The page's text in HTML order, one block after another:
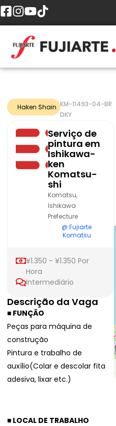
Haken Shain KM-11493-04-BR
DKY
Serviço de
pintura em
Ishikawa-
ken
Komatsu-
shi
Komatsu,
Ishikawa
Prefecture
@ Fujiarte
Komatsu
¥1.350 - ¥1.350 Por
Hora
Intermediário
Descrição da Vaga
■ FUNÇÃO
Peças para máquina de
construção
Pintura e trabalho de
auxílio(Colar e descolar fita
adesiva, lixar etc.)
■ LOCAL DE TRABALHO